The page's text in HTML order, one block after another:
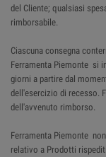
del Cliente; qualsiasi
rimborsabile.
Ciascuna consegna
Ferramenta Piemonte si
giorni a partire dal
dell'esercizio di recesso.
dell'avvenuto rimborso.
Ferramenta Piemonte
relativo a Prodotti